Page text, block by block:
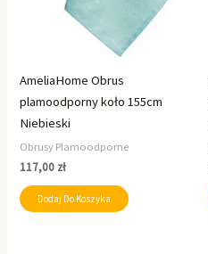
AmeliaHome Obrus
plamoodporny koło 155cm
Niebieski
Obrusy Plamoodporne
117,00 zł
Dodaj Do Koszyka